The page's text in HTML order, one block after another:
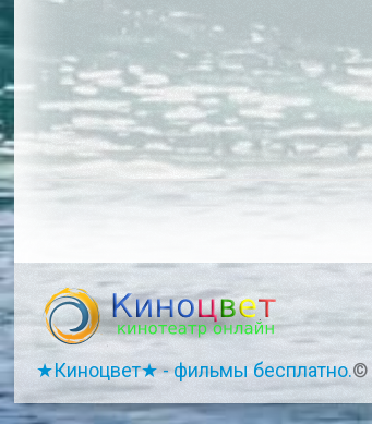
★Киноцвет★ - фильмы бесплатно.©